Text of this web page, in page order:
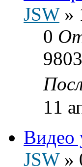
JSW»
0
9803
11
Видео
JSW»